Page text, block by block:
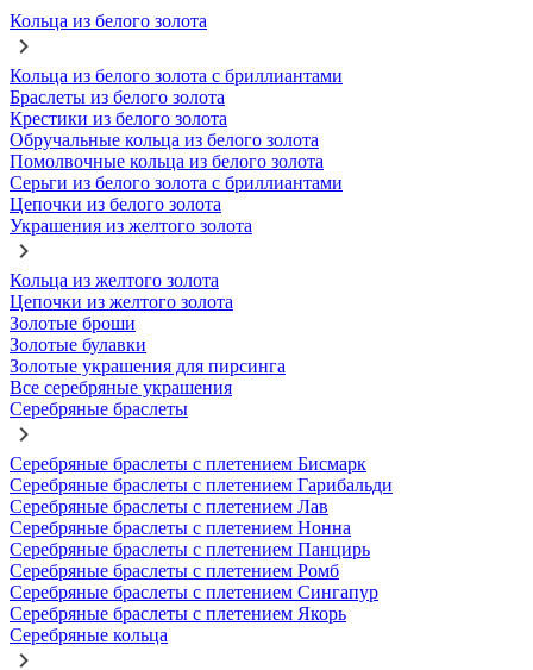
Кольца из белого золота
Кольца из белого золота с бриллиантами
Браслеты из белого золота
Крестики из белого золота
Обручальные кольца из белого золота
Помолвочные кольца из белого золота
Серьги из белого золота с бриллиантами
Цепочки из белого золота
Украшения из желтого золота
Кольца из желтого золота
Цепочки из желтого золота
Золотые броши
Золотые булавки
Золотые украшения для пирсинга
Все серебряные украшения
Серебряные браслеты
Серебряные браслеты с плетением Бисмарк
Серебряные браслеты с плетением Гарибальди
Серебряные браслеты с плетением Лав
Серебряные браслеты с плетением Нонна
Серебряные браслеты с плетением Панцирь
Серебряные браслеты с плетением Ромб
Серебряные браслеты с плетением Сингапур
Серебряные браслеты с плетением Якорь
Серебряные кольца